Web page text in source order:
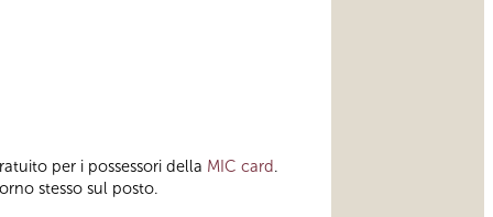
per i possessori della MIC card.
stesso sul posto.